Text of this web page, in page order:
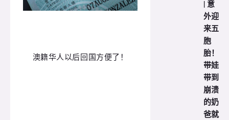
澳籍华人以后回国方便了！
| 意
外迎
来五
胞
胎！
带娃
带到
崩溃
的奶
爸就